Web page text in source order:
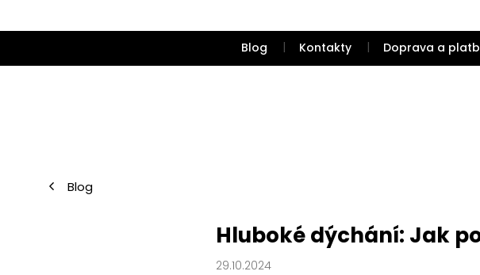
Blog Kontakty Doprava a
Blog
Hluboké dýchání: Jak
29.10.2024